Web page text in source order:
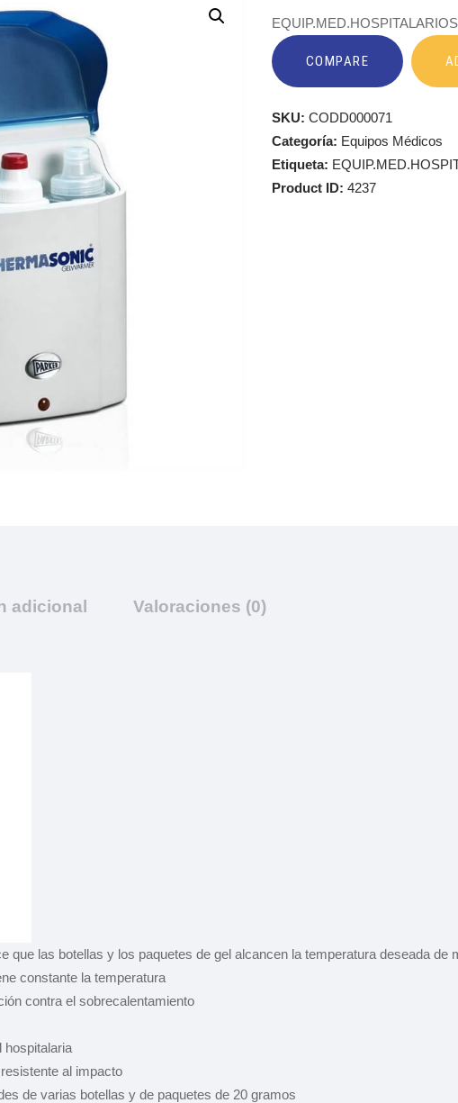
EQUIP.MED.HOSPITALARIOS
COMPARE
SKU:CODD000071
Categoría: Equipos Médicos
Etiqueta:
Product ID:4237
adicional Valoraciones (0)
que las botellas y los paquetes de gel alcancen la temperatura deseada de
constante la temperatura
contra el sobrecalentamiento
hospitalaria
al impacto
de varias botellas y de paquetes de 20 gramos